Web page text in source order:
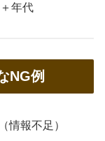
年代
NG例
情報不足）